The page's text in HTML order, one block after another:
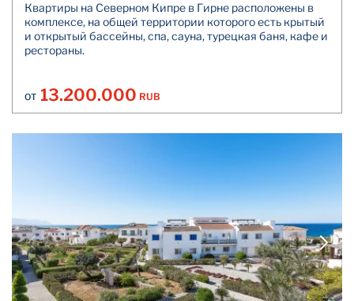
Квартиры на Северном Кипре в Гирне расположены в
комплексе, на общей территории которого есть крытый
и открытый бассейны, спа, сауна, турецкая баня, кафе и
рестораны.
ОТ 13.200.000 RUB